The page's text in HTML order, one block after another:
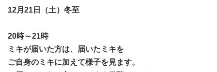
12月21日（土）冬至
20時～21時
ミキが届いた方は、届いたミキを
ご自身のミキに加えて様子を見ます。